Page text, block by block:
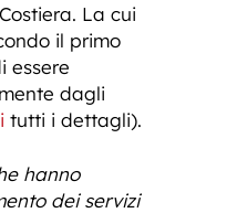
La cui
il primo
essere
dagli
tutti i dettagli).
hanno
dei servizi